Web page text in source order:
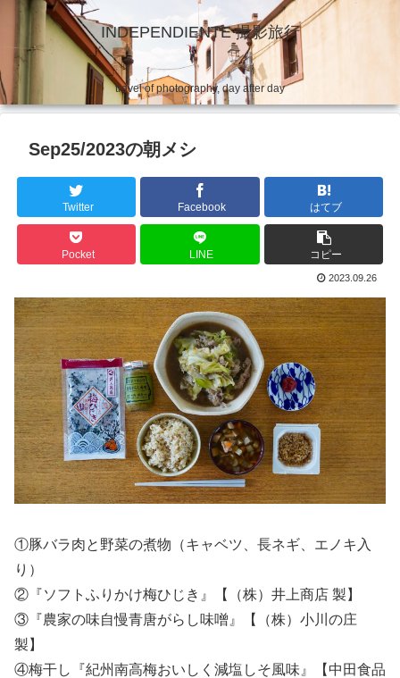
INDEPENDIENTE 撮影旅行
travel of photography, day after day
Sep25/2023の朝メシ
Twitter Facebook はてブ
Pocket LINE コピー
2023.09.26
①豚バラ肉と野菜の煮物（キャベツ、長ネギ、エノキ入
り）
②『ソフトふりかけ梅ひじき』【（株）井上商店 製】
③『農家の味自慢青唐がらし味噌』【（株）小川の庄
製】
④梅干し『紀州南高梅おいしく減塩しそ風味』【中田食品